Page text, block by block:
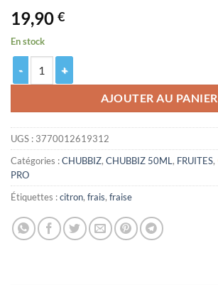
19,90 €
En stock
AJOUTER AU PANIER
UGS : 3770012619312
Catégories :CHUBBIZ, CHUBBIZ 50ML , FRUITES,
PRO
Étiquettes :citron, frais, fraise